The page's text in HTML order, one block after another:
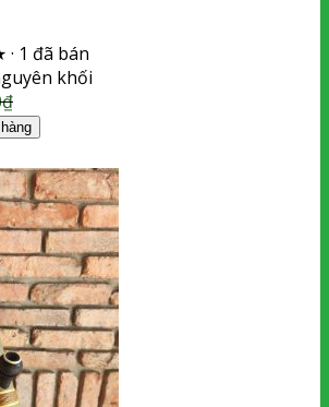
· 1 đã bán
khối
₫